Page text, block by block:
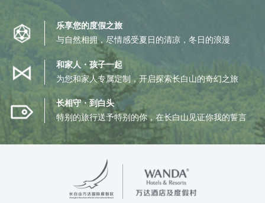
乐享您的度假之旅
与自然相拥，尽情感受夏日的清凉，冬日的浪漫
和家人・孩子一起
为您和家人专属定制，开启探索长白山的奇幻之旅
长相守・到白头
特别的旅行送予特别的你，在长白山见证你我的誓言